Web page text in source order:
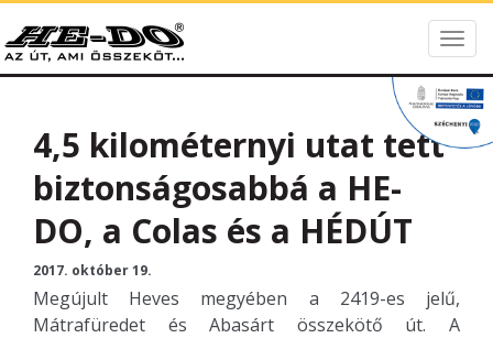
4,5 kilométernyi utat tett
biztonságosabbá a HE-
DO, a Colas és a HÉDÚT
2017. október 19.
Megújult Heves megyében a 2419-es jelű,
Mátrafüredet és Abasárt összekötő út. A